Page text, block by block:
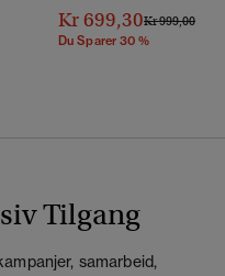
Kr 699,30Pris Nedsatt Fra
Kr 999,00Til
Du Sparer 30 %
Tilgang
samarbeid,